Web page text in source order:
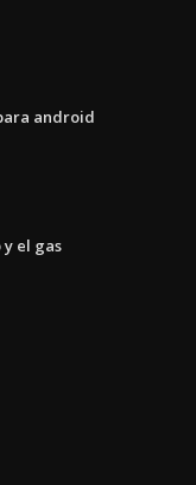
android
el gas